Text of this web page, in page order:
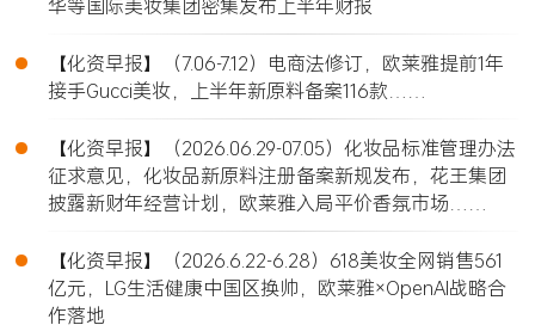
华等国际美妆集团密集发布上半年财报
•
【化资早报】（7.06-7.12）电商法修订，欧莱雅提前1年
接手Gucci美妆，上半年新原料备案116款……
•
【化资早报】（2026.06.29-07.05）化妆品标准管理办法
征求意见，化妆品新原料注册备案新规发布，花王集团
披露新财年经营计划，欧莱雅入局平价香氛市场……
•
【化资早报】（2026.6.22-6.28）618美妆全网销售561
亿元，LG生活健康中国区换帅，欧莱雅×OpenAI战略合
作落地